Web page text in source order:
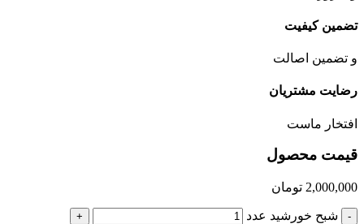
تضمین کیفیت
و تضمین اصالت
رضایت مشتریان
افتخار ماست
قیمت محصول
2,000,000 تومان
- شبح خورشید عدد
+